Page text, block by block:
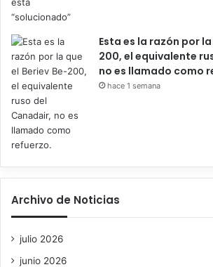
Esta es la razón por
200, el equivalente
no es llamado como
hace 1 semana
Archivo de Noticias
julio 2026
junio 2026